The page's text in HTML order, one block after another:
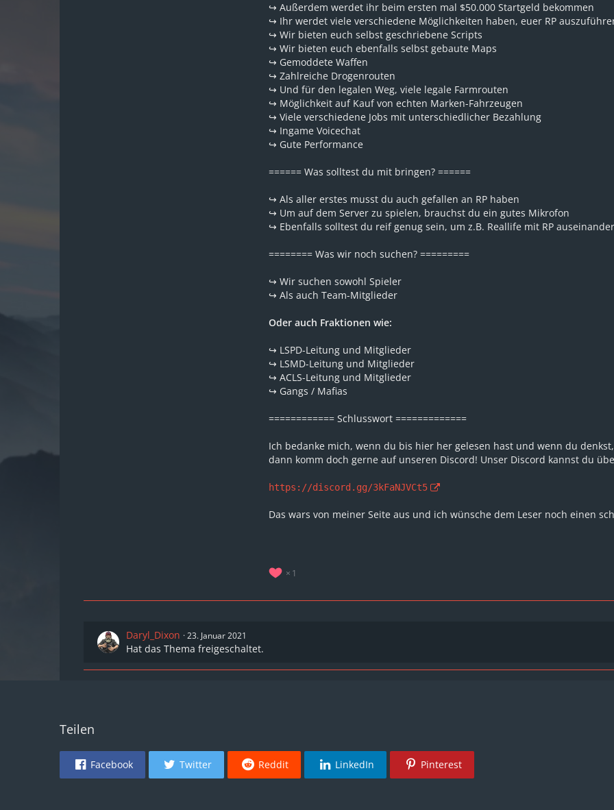
↪ Außerdem werdet ihr beim ersten mal $50.000 Startgeld bekommen
↪ Ihr werdet viele verschiedene Möglichkeiten haben, euer RP
↪ Wir bieten euch selbst geschriebene Scripts
↪ Wir bieten euch ebenfalls selbst gebaute Maps
↪ Gemoddete Waffen
↪ Zahlreiche Drogenrouten
↪ Und für den legalen Weg, viele legale Farmrouten
↪ Möglichkeit auf Kauf von echten Marken-Fahrzeugen
↪ Viele verschiedene Jobs mit unterschiedlicher Bezahlung
↪ Ingame Voicechat
↪ Gute Performance
====== Was solltest du mit bringen? ======
↪ Als aller erstes musst du auch gefallen an RP haben
↪ Um auf dem Server zu spielen, brauchst du ein gutes Mikrofon
↪ Ebenfalls solltest du reif genug sein, um z.B. Reallife mit RP
======== Was wir noch suchen? =========
↪ Wir suchen sowohl Spieler
↪ Als auch Team-Mitglieder
Oder auch Fraktionen wie:
↪ LSPD-Leitung und Mitglieder
↪ LSMD-Leitung und Mitglieder
↪ ACLS-Leitung und Mitglieder
↪ Gangs / Mafias
============ Schlusswort =============
Ich bedanke mich, wenn du bis hier her gelesen hast und wenn du
dann komm doch gerne auf unseren Discord! Unser Discord kannst du
https://discord.gg/3kFaNJVCt5
Das wars von meiner Seite aus und ich wünsche dem Leser noch einen
1
Daryl_Dixon 23. Januar 2021
Hat das Thema freigeschaltet.
Teilen
Facebook Twitter Reddit LinkedIn Pinterest